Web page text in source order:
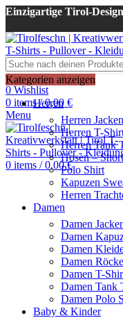
Einzigartige Tirol-
Login / Register
0 Wishlist
0 items / 0,00 €
Menu
0 items / 0,00€
Kategorien anzeigen
Herren
Herren
Herren T-
Herren Tank
Hosen –
Polo Shirt
Kapuzen
Herren
Damen
Damen
Damen
Damen
Damen Röcke
Damen T-
Damen Tank
Damen Polo
Baby & Kinder